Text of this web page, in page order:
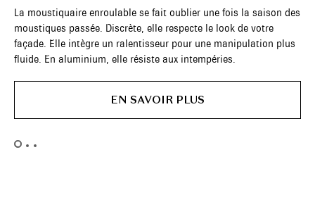
La moustiquaire enroulable se fait oublier une fois la saison des
moustiques passée. Discrète, elle respecte le look de votre
façade. Elle intègre un ralentisseur pour une manipulation plus
fluide. En aluminium, elle résiste aux intempéries.
EN SAVOIR PLUS